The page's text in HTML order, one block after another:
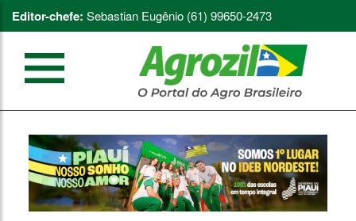
Editor-chefe: Sebastian Eugênio (61) 99650-2473